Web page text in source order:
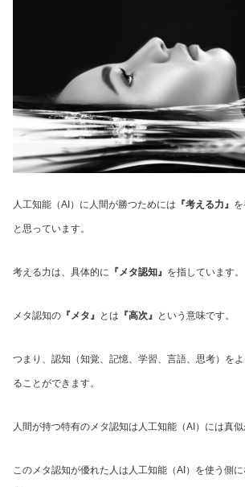
人工知能（AI）に人間が勝つためには 『考える力』
と思っています。
考える力は、具体的に 『メタ認知』 を指しています。
メタ認知の 『メタ』 とは 『高次』 という意味です。
つまり、認知（知覚、記憶、学習、言語、思考）を
ることができます。
人間が持つ特有のメタ認知は人工知能（AI）には真似
このメタ認知が優れた人は人工知能（AI）を使う側